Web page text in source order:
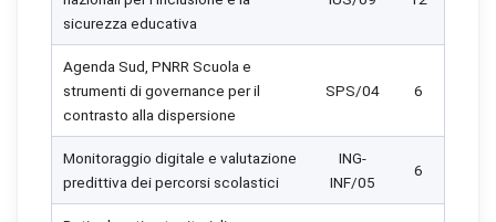
sicurezza educativa
Agenda Sud, PNRR Scuola e
strumenti di governance per il
contrasto alla dispersione
SPS/04 6
Monitoraggio digitale e valutazione
predittiva dei percorsi scolastici
ING-
INF/05
6